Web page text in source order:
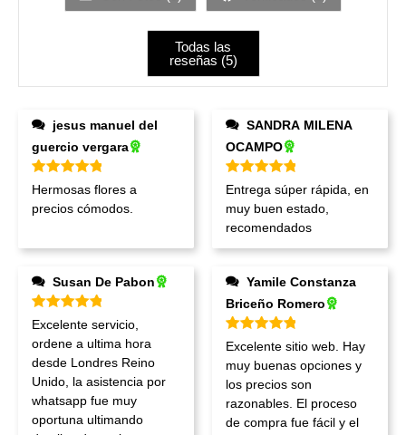
Todas las
reseñas (5)
guercio vergara
Valorado en5 de 5
Hermosas flores a
precios cómodos.
OCAMPO
Valorado en5de 5
Entrega súper rápida, en
muy buen estado,
recomendados
Susan De Pabon
Valorado en 5de 5
Excelente servicio,
ordene a ultima hora
desde Londres Reino
Unido, la asistencia por
whatsapp fue muy
oportuna ultimando
Briceño Romero
Valorado en5de 5
Excelente sitio web. Hay
muy buenas opciones y
los precios son
razonables. El proceso
de compra fue fácil y el